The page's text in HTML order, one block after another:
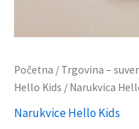
Početna / Trgovina –
Hello Kids / Narukvica
Narukvice Hello Kids